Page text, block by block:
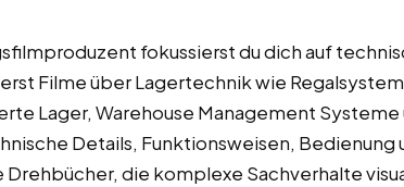
fokussierst du dich auf
Filme über Lagertechnik wie
Lager, Warehouse Management
Details, Funktionsweisen, Bedienung
die komplexe Sachverhalte